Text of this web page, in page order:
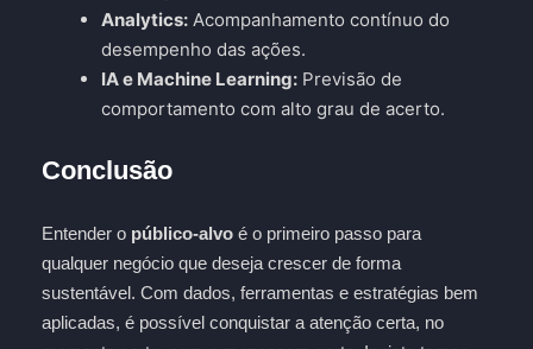
Analytics: Acompanhamento contínuo do
desempenho das ações.
IA e Machine Learning: Previsão de
comportamento com alto grau de acerto.
Conclusão
Entender o público-alvo é o primeiro passo para
qualquer negócio que deseja crescer de forma
sustentável. Com dados, ferramentas e estratégias bem
aplicadas, é possível conquistar a atenção certa, no